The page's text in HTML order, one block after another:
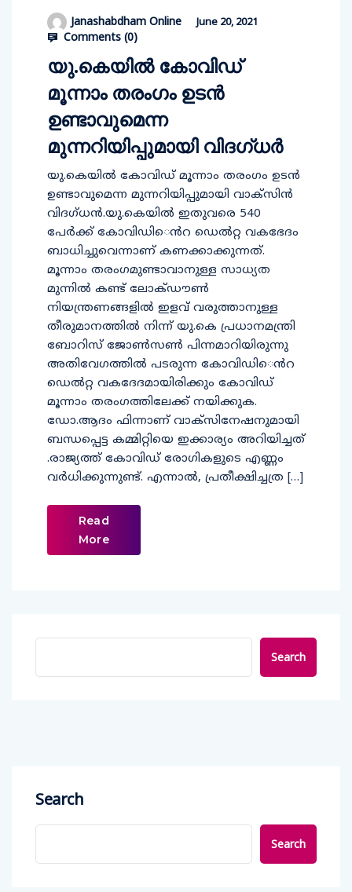
Janashabdham Online June 20, 2021
Comments (0)
യു.കെയിൽ കോവിഡ്​
മൂന്നാം തരംഗം ഉടൻ
ഉണ്ടാവുമെന്ന
മുന്നറിയിപ്പുമായി വിദഗ്​ധർ
യു.കെയിൽ കോവിഡ്​ മൂന്നാം തരംഗം ഉടൻ
ഉണ്ടാവുമെന്ന മുന്നറിയിപ്പുമായി വാക്​സിൻ
വിദഗ്​ധൻ.യു.കെയിൽ ഇതുവരെ 540
പേർക്ക്​ കോവിഡി​െൻറ ഡെൽറ്റ വകഭേദം
ബാധിച്ചുവെന്നാണ്​ കണക്കാക്കുന്നത്​.
മൂന്നാം തരംഗമുണ്ടാവാനുള്ള സാധ്യത
മുന്നിൽ കണ്ട്​ ലോക്​ഡൗൺ
നിയന്ത്രണങ്ങളിൽ ഇളവ്​ വരുത്താനുള്ള
തീരുമാനത്തിൽ നിന്ന്​ യു.കെ പ്രധാനമന്ത്രി
ബോറിസ്​​ ജോൺസൺ പിന്നമാറിയിരുന്നു
അതിവേഗത്തിൽ പടരുന്ന കോവിഡി​െൻറ
ഡെൽറ്റ വകദേദമായിരിക്കും കോവിഡ്​
മൂന്നാം തരംഗത്തിലേക്ക്​ നയിക്കുക.
ഡോ.ആദം ഫിന്നാണ്​ വാക്​സിനേഷനുമായി
ബന്ധപ്പെട്ട കമ്മിറ്റിയെ ഇക്കാര്യം അറിയിച്ചത്​
.രാജ്യത്ത്​ കോവിഡ്​ രോഗികളുടെ എണ്ണം
വർധിക്കുന്നുണ്ട്​. എന്നാൽ, പ്രതീക്ഷിച്ചത്ര […]
Read
More
Search
Search
Search